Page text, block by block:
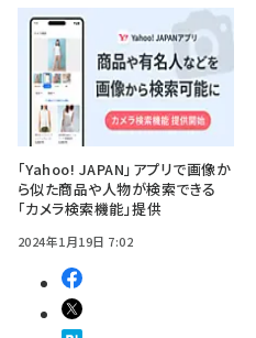
「Yahoo! JAPAN」アプリで画像か
ら似た商品や人物が検索できる
「カメラ検索機能」提供
2024年1月19日 7:02